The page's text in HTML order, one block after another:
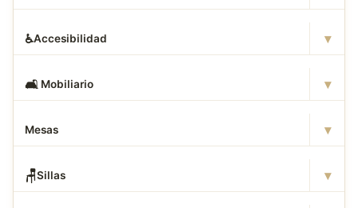
♿Accesibilidad ▾
🛋 ️ Mobiliario ▾
Mesas ▾
🪑Sillas ▾